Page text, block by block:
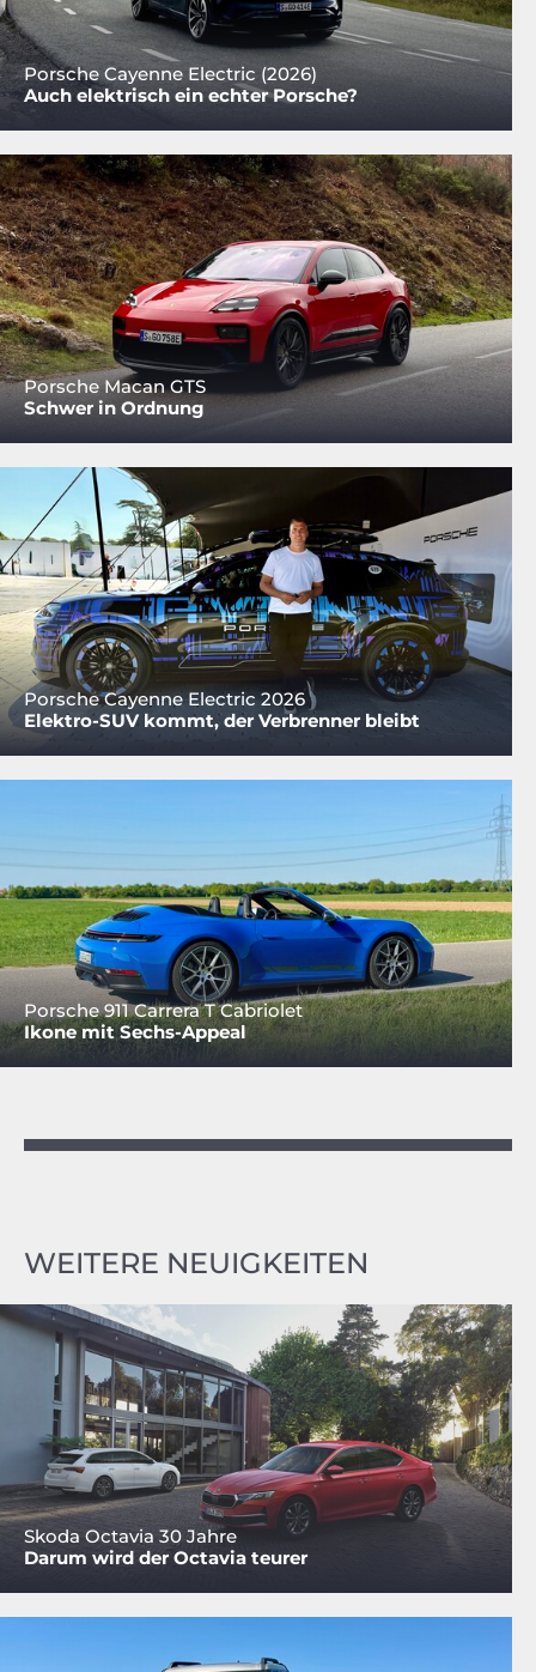
Porsche Cayenne Electric (2026)
Auch elektrisch ein echter Porsche?
Porsche Macan GTS
Schwer in Ordnung
Porsche Cayenne Electric 2026
Elektro-SUV kommt, der Verbrenner bleibt
Porsche 911 Carrera T Cabriolet
Ikone mit Sechs-Appeal
WEITERE NEUIGKEITEN
Skoda Octavia 30 Jahre
Darum wird der Octavia teurer